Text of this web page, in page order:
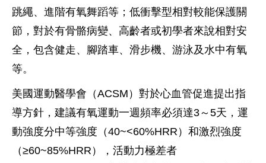
跳繩、進階有氧舞蹈等；低衝擊型相對較能保護關
節，對於有骨骼病變、高齡者或初學者來說相對安
全，包含健走、腳踏車、滑步機、游泳及水中有氧
等。
美國運動醫學會（ACSM）對於心血管促進提出指
導方針，建議有氧運動一週頻率必須達3～5天，運
動強度分中等強度（40~<60%HRR）和激烈強度
（≥60~85%HRR），活動力極差者